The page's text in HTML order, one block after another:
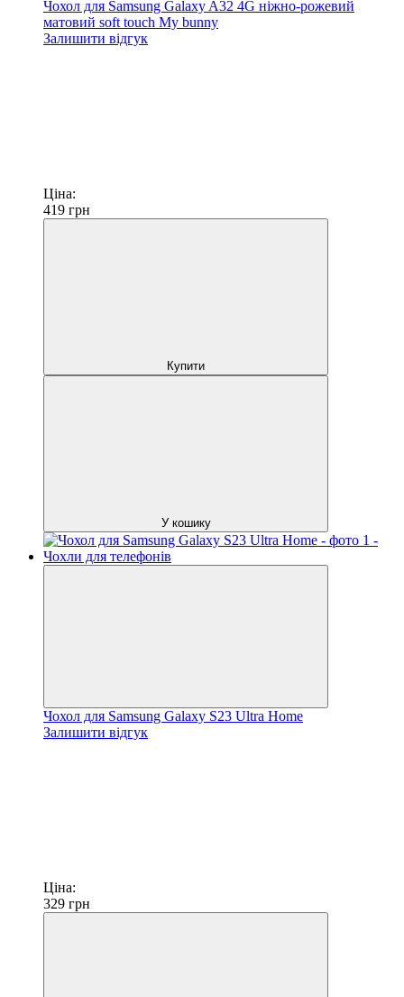
Чохол для Samsung Galaxy A32 4G ніжно-рожевий
матовий soft touch My bunny
Залишити відгук
Ціна:
419 грн
Купити
У кошику
Чохол для Samsung Galaxy S23 Ultra Home
Залишити відгук
Ціна:
329 грн